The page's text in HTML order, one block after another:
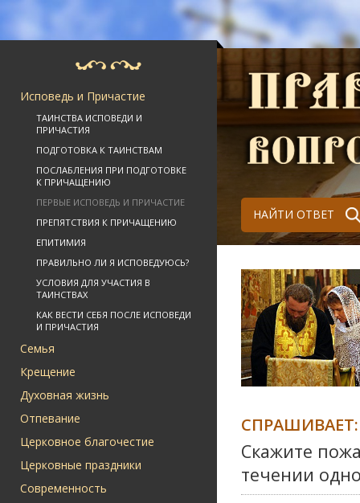
Исповедь и Причастие
ТАИНСТВА ИСПОВЕДИ И
ПРИЧАСТИЯ
ПОДГОТОВКА К ТАИНСТВАМ
ПОСЛАБЛЕНИЯ ПРИ ПОДГОТОВКЕ
К ПРИЧАЩЕНИЮ
ПЕРВЫЕ ИСПОВЕДЬ И ПРИЧАСТИЕ
ПРЕПЯТСТВИЯ К ПРИЧАЩЕНИЮ
ЕПИТИМИЯ
ПРАВИЛЬНО ЛИ Я ИСПОВЕДУЮСЬ?
УСЛОВИЯ ДЛЯ УЧАСТИЯ В
ТАИНСТВАХ
КАК ВЕСТИ СЕБЯ ПОСЛЕ ИСПОВЕДИ
И ПРИЧАСТИЯ
Семья
Крещение
Духовная жизнь
Отпевание
Церковное благочестие
Церковные праздники
Современность
НАЙТИ ОТВЕТ
СПРАШИВАЕТ:
Скажите
течении